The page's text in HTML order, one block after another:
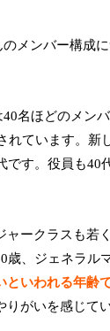
のメンバー構成
40名ほどのメン
れています。新
です。役員も40
ャークラスも若
歳、ジェネラル
といわれる年齢
りがいを感じて